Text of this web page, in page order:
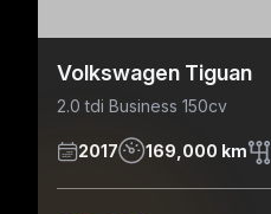
Volkswagen Tiguan
2.0 tdi Business 150cv
2017 169,000 km